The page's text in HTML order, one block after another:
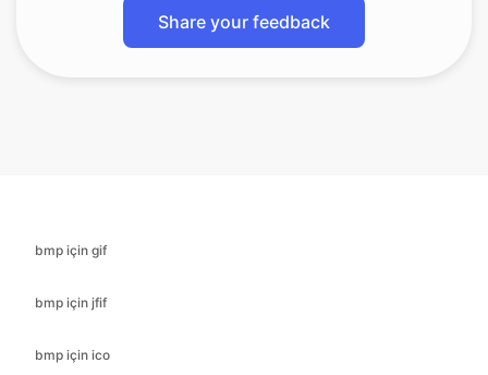
bmp için ico
bmp için jpg
bmp için jpeg